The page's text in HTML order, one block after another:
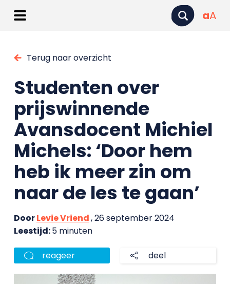
aA
Terug naar overzicht
Studenten over
prijswinnende
Avansdocent Michiel
Michels: ‘Door hem
heb ik meer zin om
naar de les te gaan’
DoorLevie Vriend, 26 september 2024
Leestijd:5 minuten
reageer deel